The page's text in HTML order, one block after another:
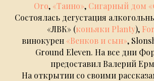
Oro, «Таино», Сигарный дом
Состоялась дегустация
«ЛВК» (коньяки Planty),
винокурен «Венков и сын»,
Ground Eleven. На все дни
предоставил Валерий
На открытии со своими